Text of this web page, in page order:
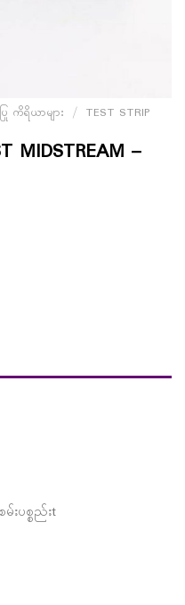
ကိရိယာများ / TEST STRIP
MIDSTREAM –
းပစ္စည်းt